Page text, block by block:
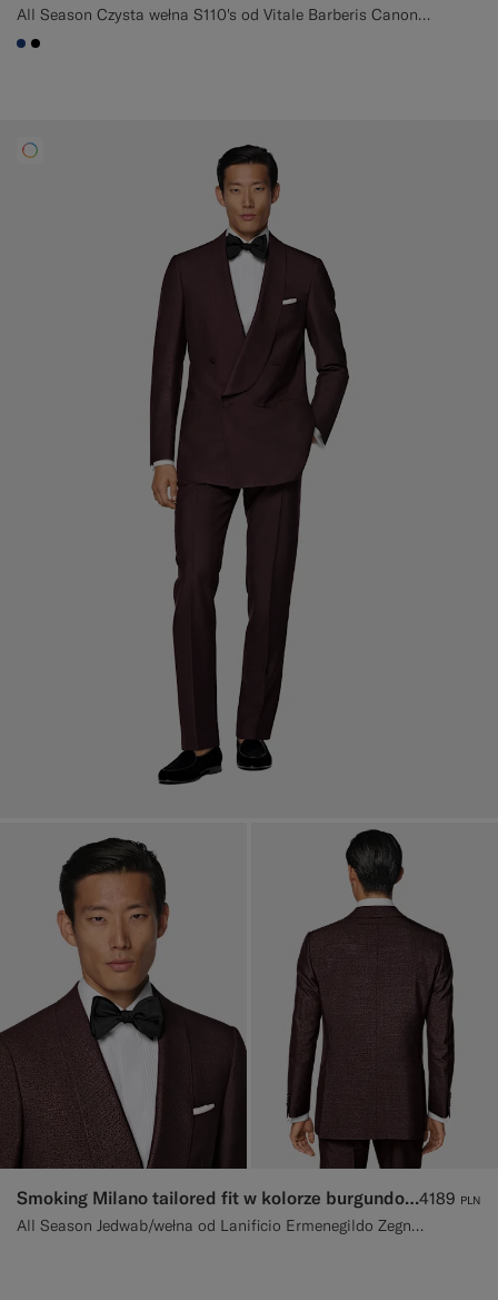
All Season Czysta wełna S110's od Vitale Barberis Canonico, Włochy
#1C3D7A
#000000
Smoking Milano tailored fit w kolorze burgundowym
All Season Jedwab/wełna od Lanificio Ermenegildo Zegna, Włochy
4189 PLN